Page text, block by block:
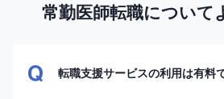
常勤医師転職について
転職支援サービスの利用は有料